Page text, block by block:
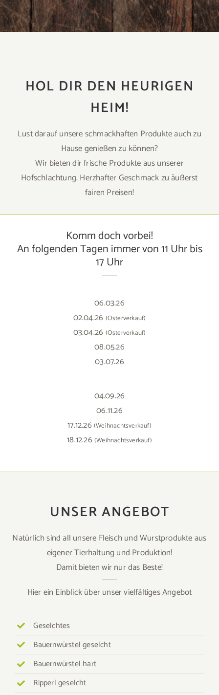
HOL DIR DEN HEURIGEN
HEIM!
Lust darauf unsere schmackhaften Produkte auch zu
Hause genießen zu können?
Wir bieten dir frische Produkte aus unserer
Hofschlachtung. Herzhafter Geschmack zu äußerst
fairen Preisen!
Komm doch vorbei!
An folgenden Tagen immer von 11 Uhr bis
17 Uhr
06.03.26
02.04.26 (Osterverkauf)
03.04.26 (Osterverkauf)
08.05.26
03.07.26
04.09.26
06.11.26
17.12.26 (Weihnachtsverkauf)
18.12.26 (Weihnachtsverkauf)
UNSER ANGEBOT
Natürlich sind all unsere Fleisch und Wurstprodukte aus
eigener Tierhaltung und Produktion!
Damit bieten wir nur das Beste!
Hier ein Einblick über unser vielfältiges Angebot
Geselchtes
Bauernwürstel geselcht
Bauernwürstel hart
Ripperl geselcht